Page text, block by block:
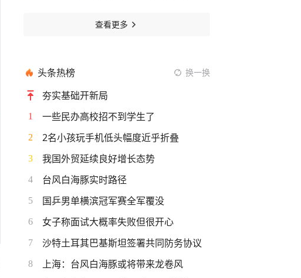
查看更多
头条热榜 换一换
夯实基础开新局
1 一些民办高校招不到学生了
2 2名小孩玩手机低头幅度近乎折叠
3 我国外贸延续良好增长态势
4 台风白海豚实时路径
5 国乒男单横滨冠军赛全军覆没
6 女子称面试大概率失败但很开心
7 沙特土耳其巴基斯坦签署共同防务协议
8 上海：台风白海豚或将带来龙卷风